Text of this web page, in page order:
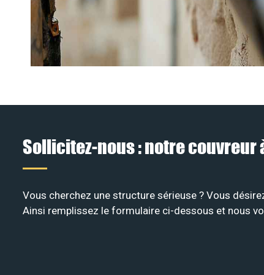
Sollicitez-nous : notre couvreur
Vous cherchez une structure sérieuse ? Vous
Ainsi remplissez le formulaire ci-dessous et nous